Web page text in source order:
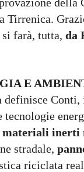
Tirrenica.
farà, tutta, da
E
definisce Conti,
tecnologie
materiali inerti
stradale,
riciclata